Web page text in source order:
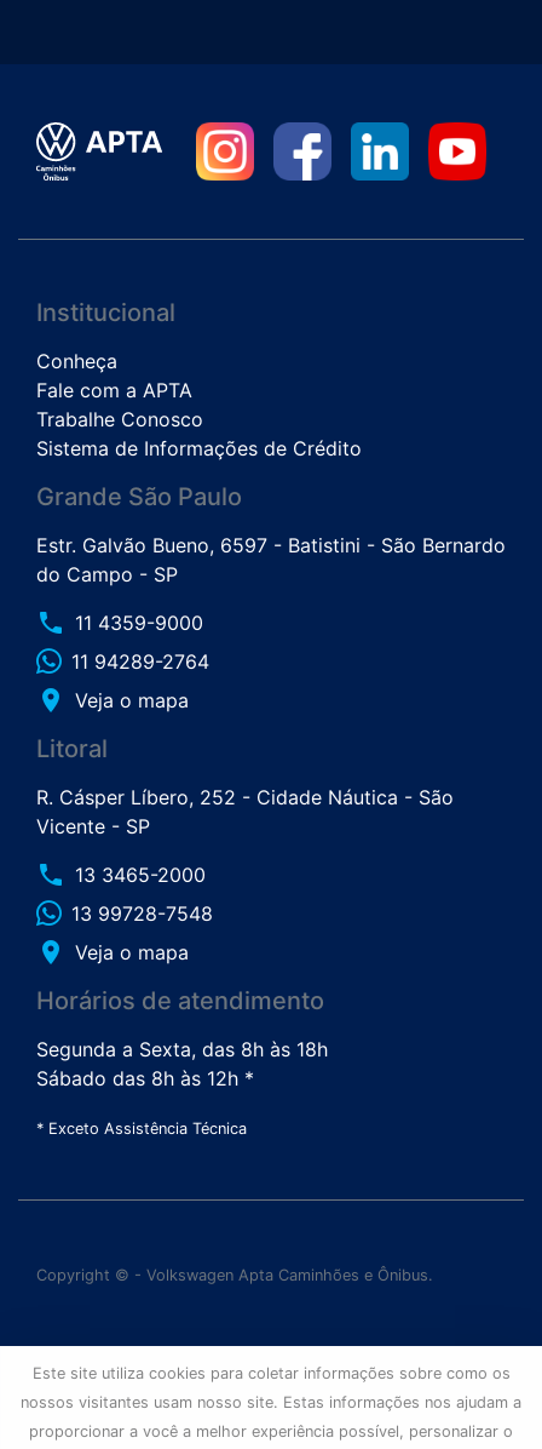
Institucional
Conheça
Fale com a APTA
Trabalhe Conosco
Sistema de Informações de Crédito
Grande São Paulo
Estr. Galvão Bueno, 6597 - Batistini - São Bernardo
do Campo - SP
phone 11 4359-9000
11 94289-2764
place Veja o mapa
Litoral
R. Cásper Líbero, 252 - Cidade Náutica - São
Vicente - SP
phone 13 3465-2000
13 99728-7548
place Veja o mapa
Horários de atendimento
Segunda a Sexta, das 8h às 18h
Sábado das 8h às 12h *
* Exceto Assistência Técnica
Copyright © - Volkswagen Apta Caminhões e Ônibus.
Este site utiliza cookies para coletar informações sobre como os
nossos visitantes usam nosso site. Estas informações nos ajudam a
proporcionar a você a melhor experiência possível, personalizar o